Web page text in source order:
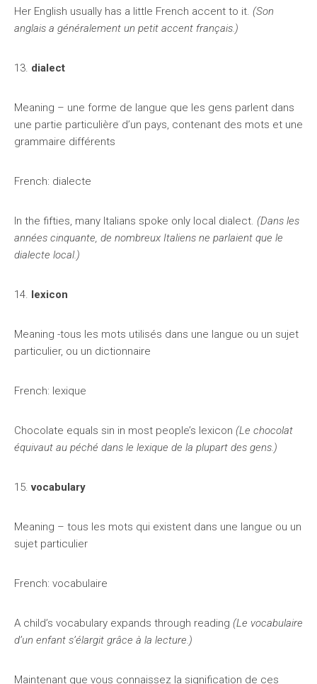
Her English usually has a little French accent to it. (Son
anglais a généralement un petit accent français.)
13. dialect
Meaning – une forme de langue que les gens parlent dans
une partie particulière d’un pays, contenant des mots et une
grammaire différents
French: dialecte
In the fifties, many Italians spoke only local dialect. (Dans les
années cinquante, de nombreux Italiens ne parlaient que le
dialecte local.)
14. lexicon
Meaning -tous les mots utilisés dans une langue ou un sujet
particulier, ou un dictionnaire
French: lexique
Chocolate equals sin in most people’s lexicon (Le chocolat
équivaut au péché dans le lexique de la plupart des gens.)
15.vocabulary
Meaning – tous les mots qui existent dans une langue ou un
sujet particulier
French: vocabulaire
A child’s vocabulary expands through reading (Le vocabulaire
d’un enfant s’élargit grâce à la lecture.)
Maintenant que vous connaissez la signification de ces